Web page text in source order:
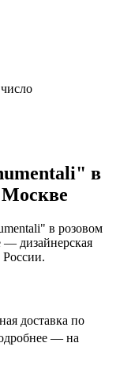
в
Москве
в розовом
— дизайнерская
России.
доставка по
— на